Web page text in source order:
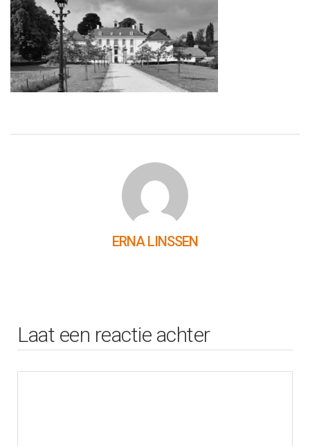
ERNA LINSSEN
Laat een reactie achter